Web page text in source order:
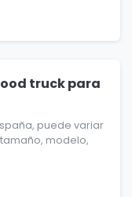
truck para
puede variar
modelo,